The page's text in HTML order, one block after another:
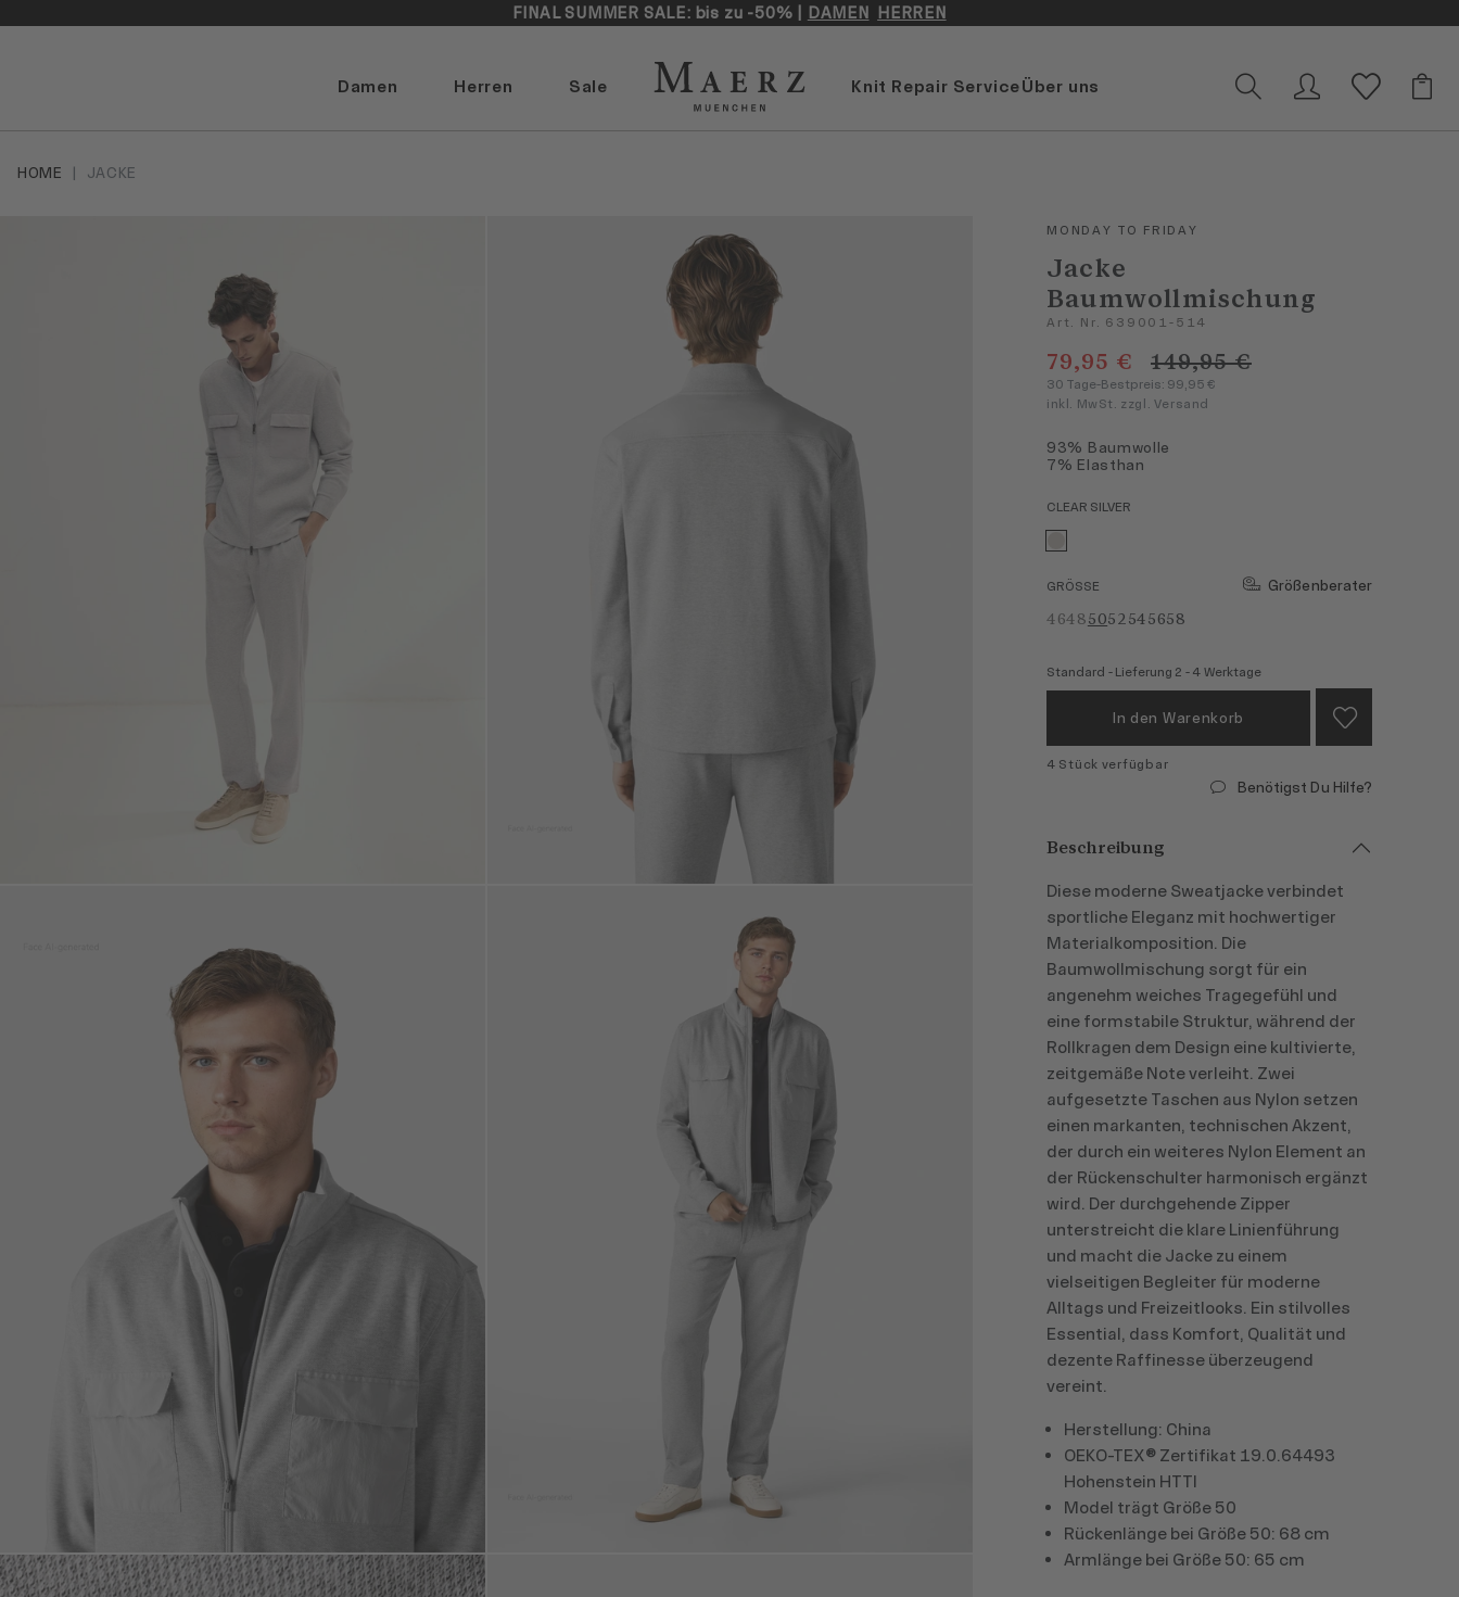
FINAL SUMMER SALE: bis zu -50% | DAMEN HERREN
Damen Herren Sale Knit Repair ServiceÜber uns
HOME JACKE
Artikelbilder überspringen
MONDAY TO FRIDAY
Jacke
Baumwollmischung
Art. Nr. 639001-514
79,95 € 149,95 €
30 Tage-Bestpreis: 99,95 €
inkl. MwSt. zzgl. Versand
93% Baumwolle
7% Elasthan
CLEAR SILVER
GRÖSSE
Größenberater
46485052545658
Standard - Lieferung 2 - 4 Werktage
In den Warenkorb
4 Stück verfügbar
Benötigst Du Hilfe?
Beschreibung
Diese moderne Sweatjacke verbindet
sportliche Eleganz mit hochwertiger
Materialkomposition. Die
Baumwollmischung sorgt für ein
angenehm weiches Tragegefühl und
eine formstabile Struktur, während der
Rollkragen dem Design eine kultivierte,
zeitgemäße Note verleiht. Zwei
aufgesetzte Taschen aus Nylon setzen
einen markanten, technischen Akzent,
der durch ein weiteres Nylon Element an
der Rückenschulter harmonisch ergänzt
wird. Der durchgehende Zipper
unterstreicht die klare Linienführung
und macht die Jacke zu einem
vielseitigen Begleiter für moderne
Alltags und Freizeitlooks. Ein stilvolles
Essential, dass Komfort, Qualität und
dezente Raffinesse überzeugend
vereint.
Herstellung: China
OEKO-TEX® Zertifikat 19.0.64493
Hohenstein HTTI
Model trägt Größe 50
Rückenlänge bei Größe 50: 68 cm
Armlänge bei Größe 50: 65 cm